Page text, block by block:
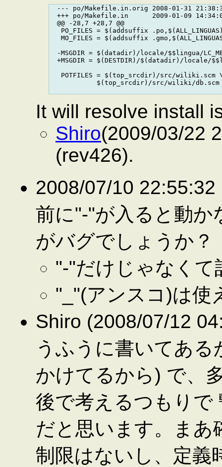
--- po/Makefile.in.orig 2008-01-31
+++ po/Makefile.in      2009-01-09
  @@ -28,7 +28,7 @@
PO_FILES = $(addsuffix
MO_FILES = $(addsuffix
-MSGDIR = $(datadir)/locale/$$lingua/
+MSGDIR = $(DESTDIR)/$(datadir)/locale/
POTFILES = $(top_srcdir)/src/wiliki.scm
$(top_srcdir)/src/wiliki/db.scm
It will resolve install
Shiro(2009/03/22
(rev426).
2008/07/10
前に"-"が入ると動
がバグでしょうか？
"-"だけじゃなくて
"_"(アンスコ)は使
Shiro (2008/07/12
うふうに書いてあ
かけてるから) で、
後で考えるつもりで
だと思います。まあ
制限はないし、定義